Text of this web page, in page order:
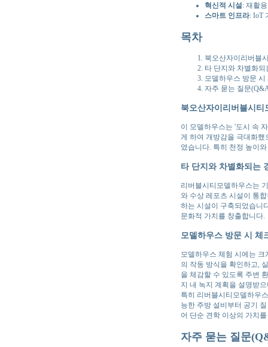
혁신적 시설: 재활
스마트 인프라: IoT
목차
북오산자이리버블
타 단지와 차별화
모델하우스 방문
자주 묻는 질문
북오산자이리버블시
이 모델하우스는 '도시 속
게 하여 개방감을 극대화
였습니다. 특히 천정 높이
타 단지와 차별화되는
리버블시티모델하우스는
와 수상 레포츠 시설이 통
하는 시설이 구축되었습니
문화적 가치를 창출합니다.
모델하우스 방문 시 체
모델하우스 체험 시에는
의 작동 방식을 확인하고,
을 체감할 수 있도록 주변
지 내 녹지 계획을 설명받
특히 리버블시티모델하우
능한 주방 설비부터 공기
어 단순 견학 이상의 가치
자주 묻는 질문